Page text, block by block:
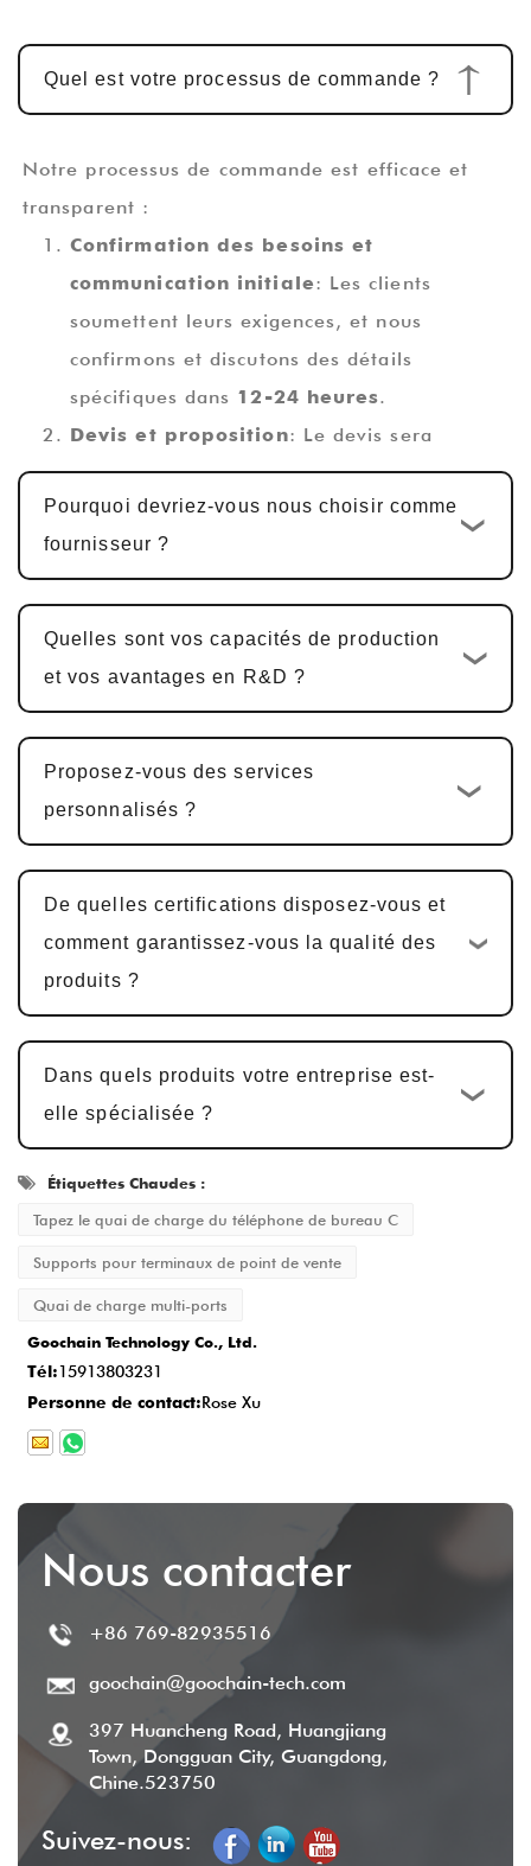
Quel est votre processus de commande ?
Notre processus de commande est efficace et
transparent :
Confirmation des besoins et
communication initiale: Les clients
soumettent leurs exigences, et nous
confirmons et discutons des détails
spécifiques dans 12-24 heures.
Devis et proposition: Le devis sera
complété dans1-2 jours ouvrables,
accompagné d'une proposition technique.
Conception et développement
personnalisés: Une fois le devis confirmé,
. Pour
compris la conception matérielle, la
conception PCBA et le développement de
logiciels, le cycle est généralement
jours.
généralement5-7 jours ouvrables, avec
des ajustements effectués en fonction des
commentaires.
Production de masse et contrôle de la
qualité: Après l'approbation de
l'échantillon, le cycle de production est
20 jours ouvrables, garantissant que
chaque détail répond à la norme.
Livraison et Service Après-Vente
fois la production terminée, le délai de
ouvrables
Pourquoi devriez-vous nous choisir comme
fournisseur ?
Quelles sont vos capacités de production
et vos avantages en R&D ?
Proposez-vous des services
personnalisés ?
De quelles certifications disposez-vous et
comment garantissez-vous la qualité des
produits ?
Dans quels produits votre entreprise est-
elle spécialisée ?
Étiquettes Chaudes :
Tapez le quai de charge du téléphone de bureau C
Supports pour terminaux de point de vente
Quai de charge multi-ports
Goochain Technology Co., Ltd.
Tél:15913803231
Personne de contact:Rose Xu
Nous contacter
+86 769-82935516
goochain@goochain-tech.com
397 Huancheng Road, Huangjiang
Town, Dongguan City, Guangdong,
Chine.523750
Suivez-nous: